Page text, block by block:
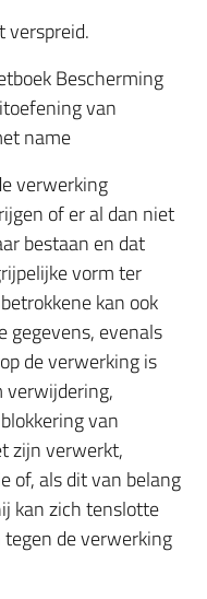
verspreid.
Bescherming
van
name
verwerking
of er al dan niet
bestaan en dat
vorm ter
kan ook
gegevens, evenals
de verwerking is
verwijdering,
van
zijn verwerkt,
of, als dit van belang
kan zich tenslotte
de verwerking